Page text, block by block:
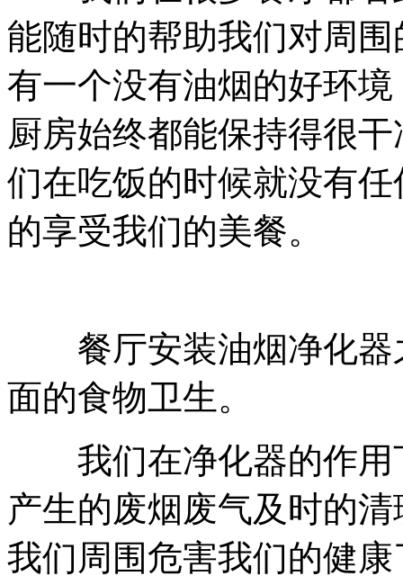
能随时的帮助我们对周
有一个没有油烟的好环
厨房始终都能保持得很
们在吃饭的时候就没有
的享受我们的美餐。
餐厅安装油烟净化器
面的食物卫生。
我们在净化器的作用
产生的废烟废气及时的
我们周围危害我们的健